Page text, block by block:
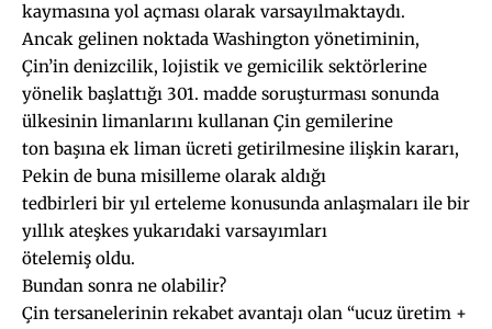
kaymasına yol açması olarak varsayılmaktaydı.
Ancak gelinen noktada Washington yönetiminin,
Çin’in denizcilik, lojistik ve gemicilik sektörlerine
yönelik başlattığı 301. madde soruşturması sonunda
ülkesinin limanlarını kullanan Çin gemilerine
ton başına ek liman ücreti getirilmesine ilişkin kararı,
Pekin de buna misilleme olarak aldığı
tedbirleri bir yıl erteleme konusunda anlaşmaları ile bir
yıllık ateşkes yukarıdaki varsayımları
ötelemiş oldu.
Bundan sonra ne olabilir?
Çin tersanelerinin rekabet avantajı olan “ucuz üretim +